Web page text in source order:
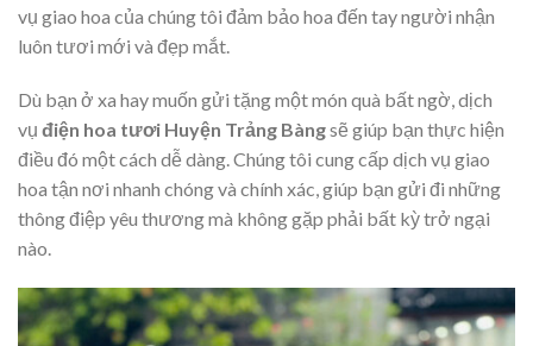
vụ giao hoa của chúng tôi đảm bảo hoa đến tay người nhận
luôn tươi mới và đẹp mắt.
Dù bạn ở xa hay muốn gửi tặng một món quà bất ngờ, dịch
vụ điện hoa tươi Huyện Trảng Bàngsẽ giúp bạn thực hiện
điều đó một cách dễ dàng. Chúng tôi cung cấp dịch vụ giao
hoa tận nơi nhanh chóng và chính xác, giúp bạn gửi đi những
thông điệp yêu thương mà không gặp phải bất kỳ trở ngại
nào.